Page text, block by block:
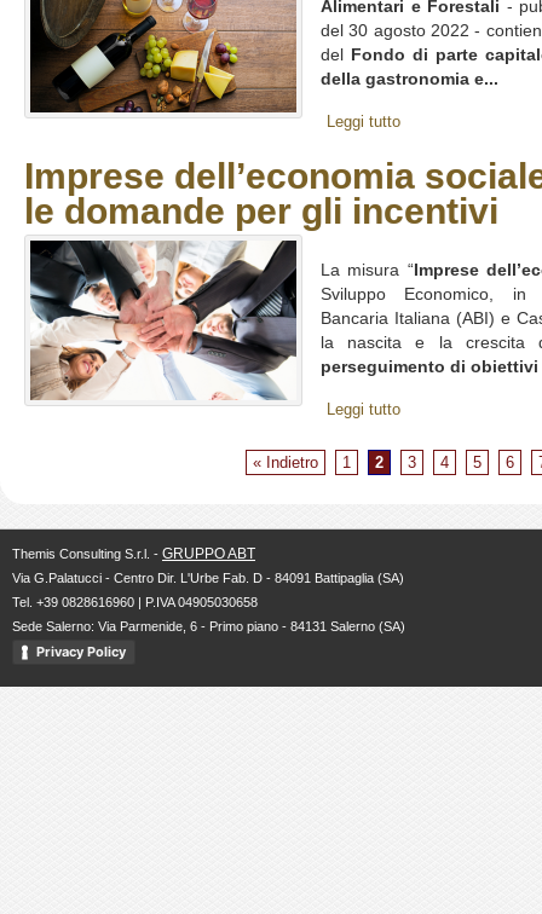
Alimentari e Forestali -
del 30 agosto 2022 -
del
Fondo di parte
della gastronomia e...
Leggi tutto
Imprese dell’economia
le domande per gli incentivi
La misura “ Imprese
Sviluppo Economico, in
Bancaria Italiana (ABI) e
la nascita e la crescita
perseguimento di
Leggi tutto
« Indietro 1 2 3 4 5 6
Themis Consulting S.r.l. - GRUPPO ABT
Via G.Palatucci - Centro Dir. L'Urbe Fab. D - 84091 Battipaglia (SA)
Tel. +39 0828616960 | P.IVA 04905030658
Sede Salerno: Via Parmenide, 6 - Primo piano - 84131 Salerno (SA)
Privacy Policy